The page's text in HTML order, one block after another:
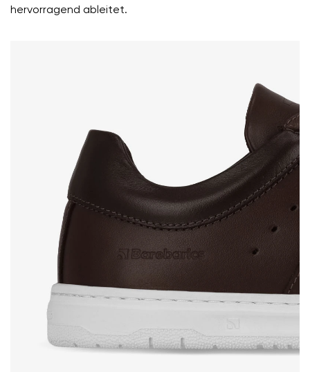
hervorragend ableitet.
Ich bin mit der Verarbeitung der eingegebenen
personenbezogenen Daten im Sinne von
dieser
Bedingungen
einverstanden.
Ich bin mit der Verarbeitung der eingegebenen
personenbezogenen Daten im Sinne vondieser
Bedingungen
einverstanden.
Bewertung hinzufügen